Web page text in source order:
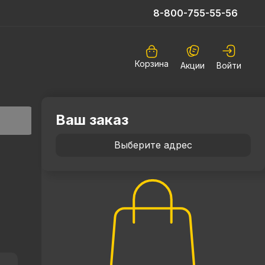
8-800-755-55-56
Корзина Акции Войти
Ваш заказ
Выберите адрес